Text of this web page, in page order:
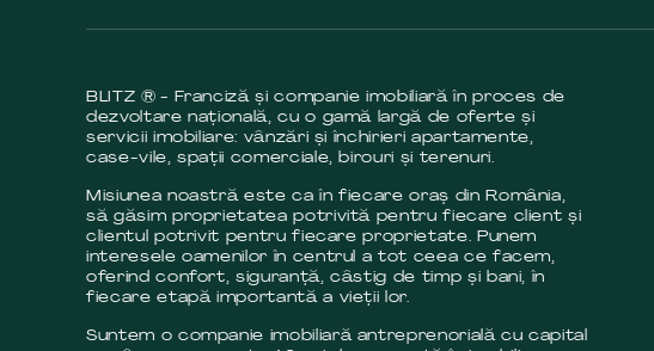
BLITZ ® - Franciză și companie imobiliară în proces de
dezvoltare națională, cu o gamă largă de oferte și
servicii imobiliare: vânzări și închirieri apartamente,
case-vile, spații comerciale, birouri și terenuri.
Misiunea noastră este ca în fiecare oraș din România,
să găsim proprietatea potrivită pentru fiecare client și
clientul potrivit pentru fiecare proprietate. Punem
interesele oamenilor în centrul a tot ceea ce facem,
oferind confort, siguranță, câstig de timp și bani, în
fiecare etapă importantă a vieții lor.
Suntem o companie imobiliară antreprenorială cu capital